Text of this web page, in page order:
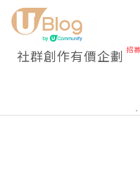
社群創作有價企劃